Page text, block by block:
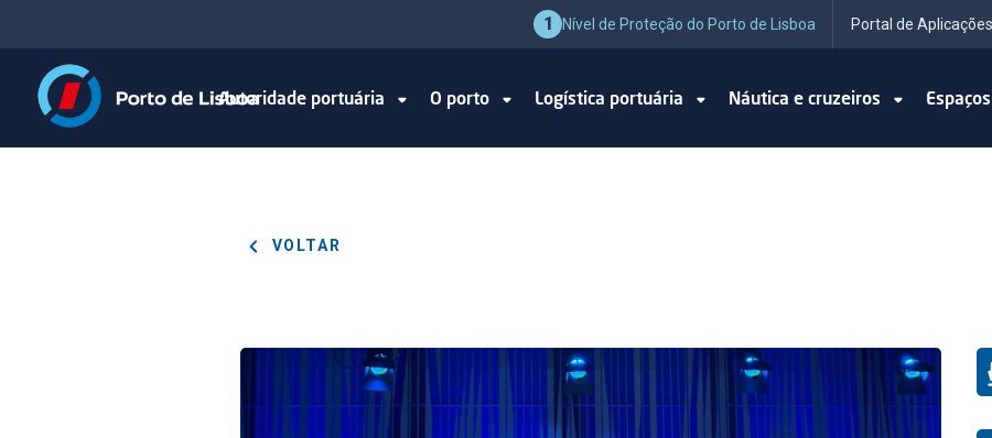
1 Nível de Proteção do Porto de Lisboa Portal de Aplicações
Autoridade portuária O porto Logística portuária Náutica e cruzeiros
VOLTAR